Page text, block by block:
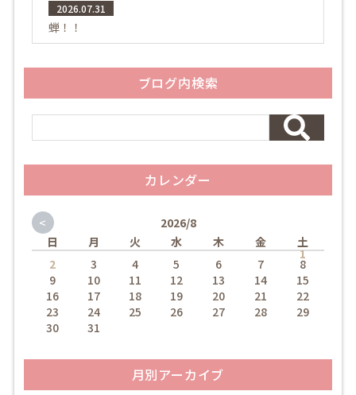
2026.07.31
蝉！！
ブログ内検索
カレンダー
<
2026/8
日
月 火 水 木 金 土
1
2 3 4 5 6 7
8
9
10 11 12 13 14
15
16
17 18 19 20 21
22
23
24 25 26 27 28
29
30
31
月別アーカイブ